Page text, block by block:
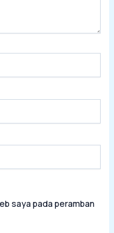
saya pada peramban